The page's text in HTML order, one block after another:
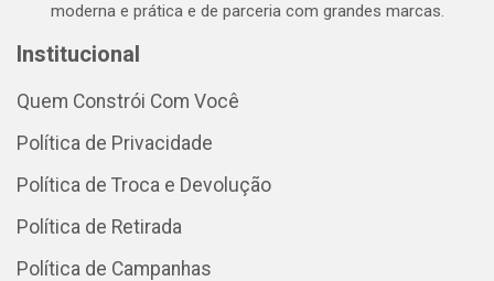
moderna e prática e de parceria com grandes marcas.
Institucional
Quem Constrói Com Você
Política de Privacidade
Política de Troca e Devolução
Política de Retirada
Política de Campanhas